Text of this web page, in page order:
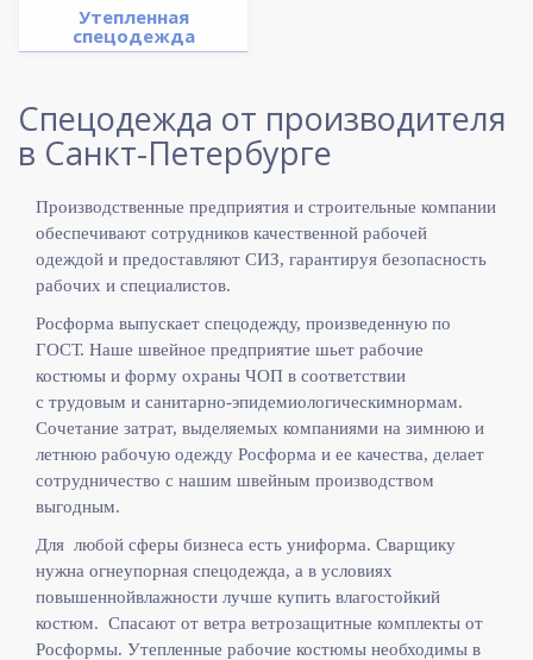
Утепленная
спецодежда
Спецодежда от производителя
в Санкт-Петербурге
Производственные предприятия и строительные компании
обеспечивают сотрудников качественной рабочей
одеждой и предоставляют СИЗ, гарантируя безопасность
рабочих и специалистов.
Росформа выпускает спецодежду, произведенную по
ГОСТ. Наше швейное предприятие шьет рабочие
костюмы и форму охраны ЧОП в соответствии
с трудовым и санитарно-эпидемиологическимнормам.
Сочетание затрат, выделяемых компаниями на зимнюю и
летнюю рабочую одежду Росформа и ее качества, делает
сотрудничество с нашим швейным производством
выгодным.
Для любой сферы бизнеса есть униформа. Сварщику
нужна огнеупорная спецодежда, а в условиях
повышеннойвлажности лучше купить влагостойкий
костюм. Спасают от ветра ветрозащитные комплекты от
Росформы. Утепленные рабочие костюмы необходимы в